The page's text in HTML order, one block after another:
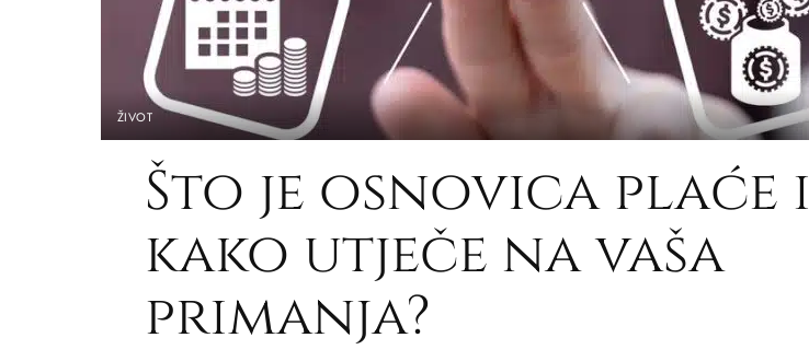
ŽIVOT
Što je osnovica plaće i
kako utječe na vaša
primanja?